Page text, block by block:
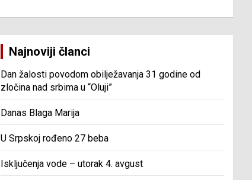
Najnoviji članci
Dan žalosti povodom obilježavanja 31 godine od
zločina nad srbima u “Oluji”
Danas Blaga Marija
U Srpskoj rođeno 27 beba
Isključenja vode – utorak 4. avgust